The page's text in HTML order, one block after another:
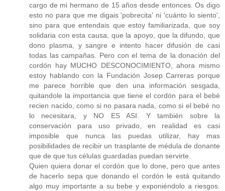
cargo de mi hermano de 15 años desde entonces. Os digo
esto no para que me digais 'pobrecita' ni 'cuánto lo siento',
sino para que entendais que estoy familiarizada, que soy
solidaria con esta causa, que la apoyo, que la difundo, que
dono plasma, y sangre e intento hacer difusión de casi
todas las campañas. Pero con el tema de la donación del
cordón hay MUCHO DESCONOCIMIENTO, ahora mismo
estoy hablando con la Fundación Josep Carreras porque
me parece horrible que den una información sesgada,
quitandole la importancia que tiene el cordón para el bebé
recien nacido, como si no pasara nada, como si el bebé no
lo necesitara, y NO ES ASI. Y también sobre la
conservación para uso privado, en realidad es casi
imposible que nunca las puedas utilizar, hay mas
posibilidades de recibir un trasplante de médula de donante
que de que tus células guardadas puedan servirte.
Quien quiera donar el cordón que lo done, pero que antes
de hacerlo sepa que donando el cordón le está quitando
algo muy importante a su bebe y exponiéndolo a riesgos.